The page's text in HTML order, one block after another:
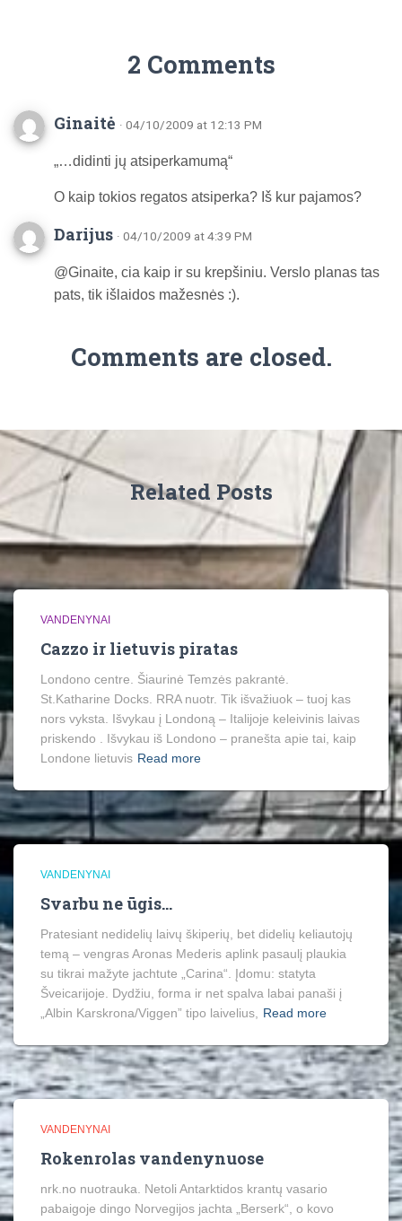
2 Comments
Ginaitė · 04/10/2009 at 12:13 PM
„…didinti jų atsiperkamumą“
O kaip tokios regatos atsiperka? Iš kur pajamos?
Darijus · 04/10/2009 at 4:39 PM
@Ginaite, cia kaip ir su krepšiniu. Verslo planas tas
pats, tik išlaidos mažesnės :).
Comments are closed.
Related Posts
VANDENYNAI
Cazzo ir lietuvis piratas
Londono centre. Šiaurinė Temzės pakrantė.
St.Katharine Docks. RRA nuotr. Tik išvažiuok – tuoj kas
nors vyksta. Išvykau į Londoną – Italijoje keleivinis laivas
priskendo . Išvykau iš Londono – pranešta apie tai, kaip
Londone lietuvis Read more
VANDENYNAI
Svarbu ne ūgis…
Pratesiant nedidelių laivų škiperių, bet didelių keliautojų
temą – vengras Aronas Mederis aplink pasaulį plaukia
su tikrai mažyte jachtute „Carina“. Įdomu: statyta
Šveicarijoje. Dydžiu, forma ir net spalva labai panaši į
„Albin Karskrona/Viggen” tipo laivelius,
Read more
VANDENYNAI
Rokenrolas vandenynuose
nrk.no nuotrauka. Netoli Antarktidos krantų vasario
pabaigoje dingo Norvegijos jachta „Berserk“, o kovo